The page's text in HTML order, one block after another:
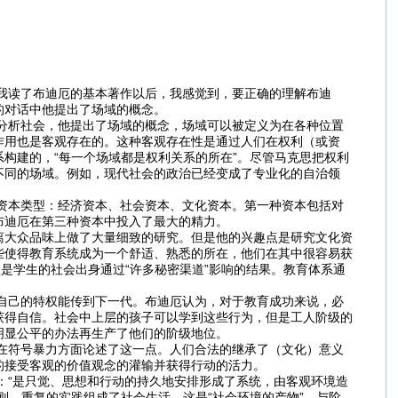
布迪厄的基本著作以后，我感觉到，要正确的理解布迪
话中他提出了场域的概念。
会，他提出了场域的概念，场域可以被定义为在各种位置
也是客观存在的。这种客观存在性是通过人们在权利（或资
建的，“每一个场域都是权利关系的所在”。尽管马克思把权利
的场域。例如，现代社会的政治已经变成了专业化的自治领
型：经济资本、社会资本、文化资本。第一种资本包括对
厄在第三种资本中投入了最大的精力。
众品味上做了大量细致的研究。但是他的兴趣点是研究文化资
得教育系统成为一个舒适、熟悉的所在，他们在其中很容易获
学生的社会出身通过“许多秘密渠道”影响的结果。教育体系通
特权能传到下一代。布迪厄认为，对于教育成功来说，必
自信。社会中上层的孩子可以学到这些行为，但是工人阶级的
公平的办法再生产了他们的阶级地位。
暴力方面论述了这一点。人们合法的继承了（文化）意义
受客观的价值观念的灌输并获得行动的活力。
觉、思想和行动的持久地安排形成了系统，由客观环境造